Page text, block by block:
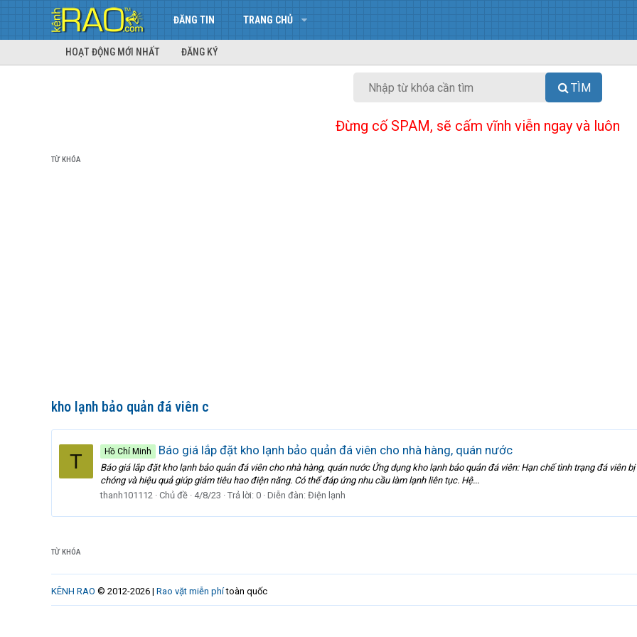
ĐĂNG TIN TRANG CHỦ
HOẠT ĐỘNG MỚI NHẤT ĐĂNG KÝ
TÌM
Đừng cố SPAM, sẽ cấm vĩnh viễn ngay và luôn
TỪ KHÓA
kho lạnh bảo quản đá viên c
T Hồ Chí Minh Báo giá lắp đặt kho lạnh bảo quản đá viên cho nhà hàng, quán nước
Báo giá lắp đặt kho lạnh bảo quản đá viên cho nhà hàng, quán nước Ứng dụng kho lạnh bảo quản đá viên: Hạn chế tình trạng đá viên
chóng và hiệu quả giúp giảm tiêu hao điện năng. Có thể đáp ứng nhu cầu làm lạnh liên tục. Hệ...
thanh101112
Chủ đề 4/8/23 Trả lời: 0 Diễn đàn: Điện lạnh
TỪ KHÓA
KÊNH RAO © 2012-2026 | Rao vặt miễn phítoàn quốc